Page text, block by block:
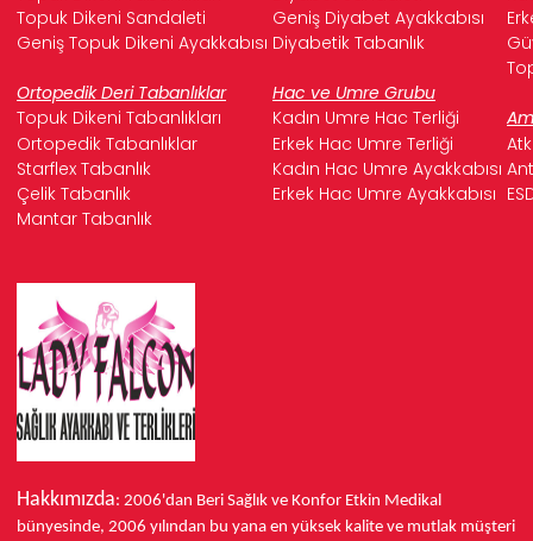
Topuk Dikeni Sandaleti
Geniş Diyabet Ayakkabısı
Geniş Topuk Dikeni Ayakkabısı Diyabetik Tabanlık
Ortopedik Deri Tabanlıklar
Hac ve Umre Grubu
Topuk Dikeni Tabanlıkları
Kadın Umre Hac Terliği
Ortopedik Tabanlıklar
Erkek Hac Umre Terliği
Starflex Tabanlık
Kadın Hac Umre Ayakkabısı
Çelik Tabanlık
Erkek Hac Umre Ayakkabısı
Mantar Tabanlık
Hakkımızda: 2006'dan Beri Sağlık ve Konfor Etkin Medikal
bünyesinde, 2006 yılından bu yana en yüksek kalite ve mutlak müşteri